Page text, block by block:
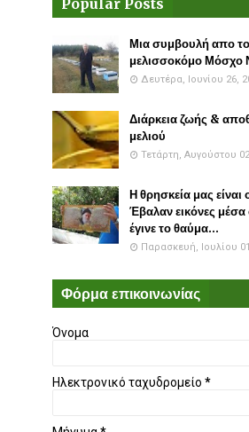
Popular Posts
Μια συμβουλή απο
μελισσοκόμο Μόσχο
Δευτέρα, Ιουνίου 26,
Διάρκεια ζωής &
μελιού
Τετάρτη, Αυγούστου
Η θρησκεία μας είναι
Έβαλαν εικόνες μέσα
έγινε το θαύμα...
Παρασκευή, Ιουλίου
Φόρμα επικοινωνίας
Όνομα
Ηλεκτρονικό ταχυδρομείο *